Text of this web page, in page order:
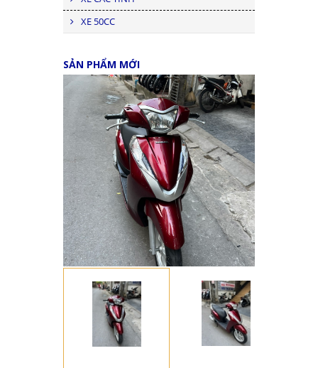
XE 50CC
SẢN PHẨM MỚI